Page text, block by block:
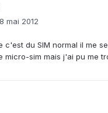
8 mai 2012
c'est du SIM normal il me
micro-sim mais j'ai pu me